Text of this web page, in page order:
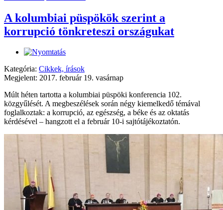
A kolumbiai püspökök szerint a
korrupció tönkreteszi országukat
Kategória: Cikkek, írások
Megjelent: 2017. február 19. vasárnap
Múlt héten tartotta a kolumbiai püspöki konferencia 102.
közgyűlését. A megbeszélések során négy kiemelkedő témával
foglalkoztak: a korrupció, az egészség, a béke és az oktatás
kérdésével – hangzott el a február 10-i sajtótájékoztatón.